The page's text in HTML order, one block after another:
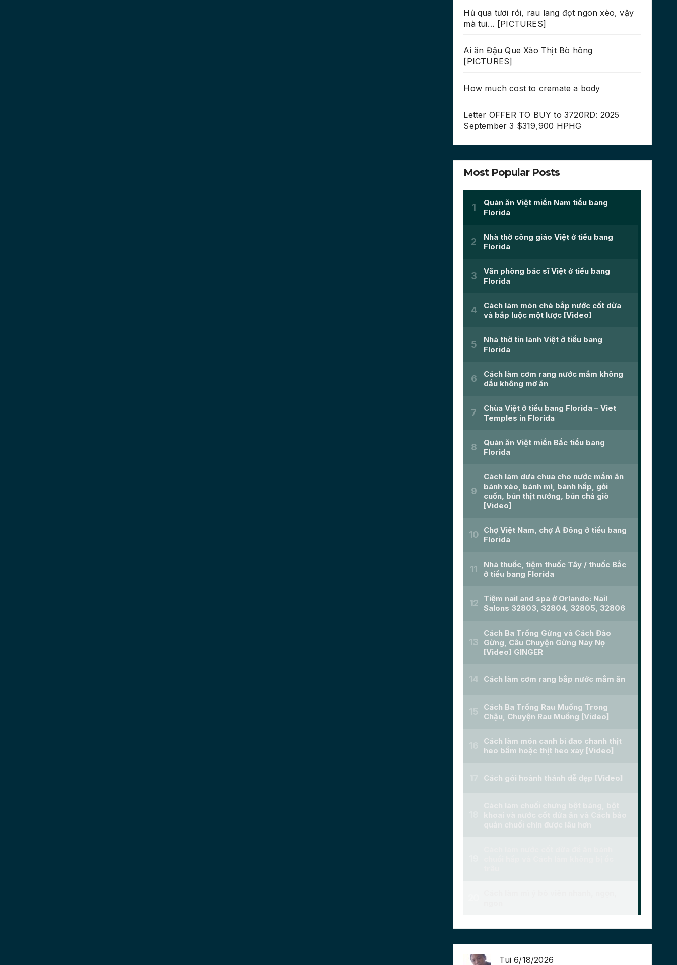
Hủ qua tươi rói, rau lang đọt ngon xèo, vậy
mà tui… [PICTURES]
Ai ăn Đậu Que Xào Thịt Bò hông
[PICTURES]
How much cost to cremate a body
Letter OFFER TO BUY to 3720RD: 2025
September 3 $319,900 HPHG
Most Popular Posts
Tui 6/18/2026